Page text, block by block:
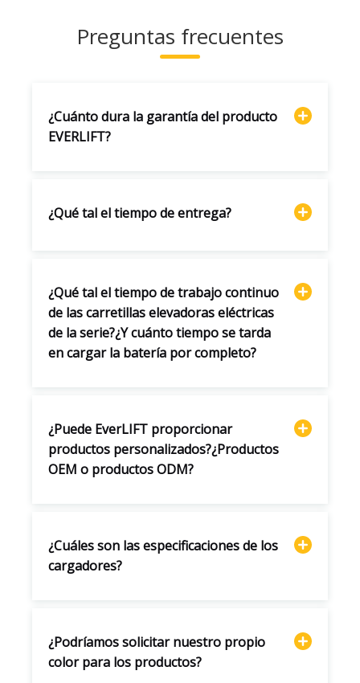
Preguntas frecuentes
¿Cuánto dura la garantía del producto
EVERLIFT?
¿Qué tal el tiempo de entrega?
¿Qué tal el tiempo de trabajo continuo
de las carretillas elevadoras eléctricas
de la serie?¿Y cuánto tiempo se tarda
en cargar la batería por completo?
¿Puede EverLIFT proporcionar
productos personalizados?¿Productos
OEM o productos ODM?
¿Cuáles son las especificaciones de los
cargadores?
¿Podríamos solicitar nuestro propio
color para los productos?